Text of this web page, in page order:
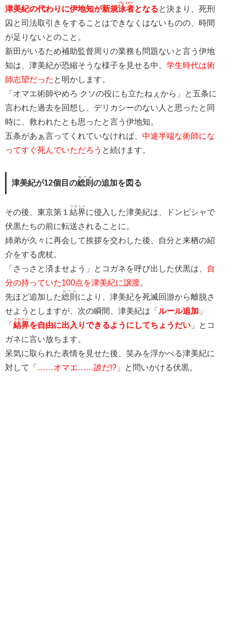
津美紀の代わりに伊地知が新規泳者
プレイヤー
となると決まり、死刑
囚と司法取引きをすることはできなくはないものの、時間
が足りないとのこと。
新田がいるため補助監督周りの業務も問題ないと言う伊地
知は、津美紀が恐縮そうな様子を見せる中、 学生時代は術
師志望だった と明かします。
「オマエ術師やめろ クソの役にも立たねぇから」と五条に
言われた過去を回想し、デリカシーのない人と思ったと同
時に、救われたとも思ったと言う伊地知。
五条があぁ言ってくれていなければ、 中途半端な術師にな
ってすぐ死んでいただろう と続けます。
津美紀が12個目の総則
ルール
の追加を図る
その後、東京第１ 結界
コロニー
に侵入した津美紀は、ドンピシャで
伏黒たちの前に転送されることに。
姉弟が久々に再会して挨拶を交わした後、自分と来栖の紹
介をする虎杖。
「さっさと済ませよう」とコガネを呼び出した伏黒は、
自
分の持っていた100点を津美紀に譲渡。
先ほど追加した総則
ルール
により、津美紀を死滅回游から離脱さ
せようとしますが、次の瞬間、津美紀は「 ルール追加 」
「 結界
コロニー
を自由に出入りできるようにしてちょうだい 」とコ
ガネに言い放ちます。
呆気に取られた表情を見せた後、笑みを浮かべる津美紀に
対して「 ……オマエ……誰だ!? 」と問いかける伏黒。